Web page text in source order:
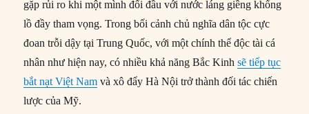
gặp rủi ro khi một mình đối đầu với nước láng giềng khổng
lồ đầy tham vọng. Trong bối cảnh chủ nghĩa dân tộc cực
đoan trỗi dậy tại Trung Quốc, với một chính thể độc tài cá
nhân như hiện nay, có nhiều khả năng Bắc Kinhsẽ tiếp tục
bắt nạt Việt Nam và xô đẩy Hà Nội trở thành đối tác chiến
lược của Mỹ.